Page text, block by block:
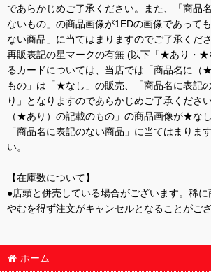
であらかじめご了承ください。また、「商品
ないもの」の商品画像が1EDの画像であって
ない商品」に当てはまりますのでご了承くださ
再販表記の星マークの有無 (以下「★あり・★
るカードについては、当店では「商品名に（
もの」は「★なし」の販売、「商品名に表記
り」となりますのであらかじめご了承くださ
（★あり）の記載のもの」の商品画像が★な
「商品名に表記のない商品」に当てはまりま
い。
【在庫数について】
●店頭と併売している場合がございます。稀に
やむを得ず注文がキャンセルとなることがござ
ホーム